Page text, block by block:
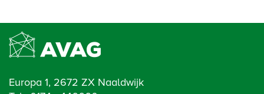
Europa 1, 2672 ZX Naaldwijk